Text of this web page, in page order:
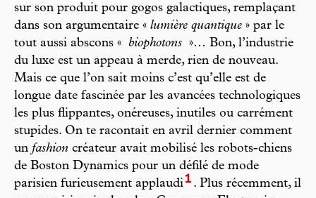
sur son produit pour gogos galactiques, remplaçant
dans son argumentaire « lumière quantique » par le
tout aussi abscons «
biophotons »… Bon, l’industrie
du luxe est un appeau à merde, rien de nouveau.
Mais ce que l’on sait moins c’est qu’elle est de
longue date fascinée par les avancées technologiques
les plus flippantes, onéreuses, inutiles ou carrément
stupides. On te racontait en avril dernier comment
un fashion créateur avait mobilisé les robots-chiens
de Boston Dynamics pour un défilé de mode
parisien furieusement applaudi1 . Plus récemment, il